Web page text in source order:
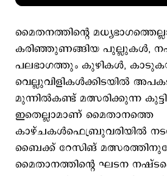
മൈതനത്തിന്‍റെ
കരിഞ്ഞുണങ്ങിയ പുല്ലുകള്‍,
പലഭാഗത്തും കുഴികള്‍,
വെല്ലുവിളികള്‍ക്കിടയില്‍
മുന്നില്‍കണ്ട് മത്സരിക്കുന്ന
ഇതെല്ലാമാണ് മൈതാനത്തെ
കാഴ്ചകള്‍ഫെബ്രുവരിയില്‍
ബൈക്ക് റേസിങ്
മൈതാനത്തിന്‍റെ ഘടന